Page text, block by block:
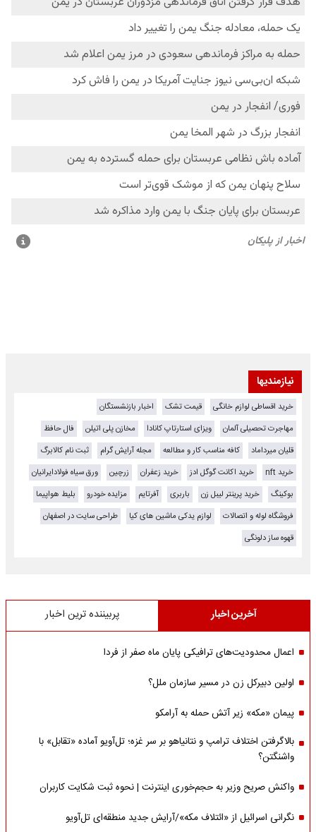
نیازمندیها
خرید اقساطی لوازم خانگی قیمت تشک
اخبار بازنشستگان
مهاجرت تحصیلی آلمان
ویزای استارتاپ کانادا مخازن پلی اتیلن
فال حافظ
قلیان میرداماد
کافه مناسب کار و مطالعه مجله آرایش گرام
ثبت نام کالابرگ
خرید nft
خرید اکانت گوگل ادز خرید زعفران زرچین
ورق سیاه فولادایرانیان
بوکینگ
خرید پرینتر لیبل زن باربری آفرتایم مزایده خودرو
بلیط هواپیما
فروشگاه لوله و اتصالات
لوازم یدکی ماشین های کیا
طراحی سایت در اصفهان
قهوه ساز دلونگی
آخرین اخبار پربیننده ترین اخبار
اعمال محدودیت‌های ترافیکی پایان ماه صفر از فردا
اولین دبیرکل زن در مسیر سازمان‌ ملل؟
پیمان «مکه» زیر آتش حمله به آرامکو
بالاگرفتن اختلاف ترامپ و نتانیاهو بر سر غزه؛ تل‌آویو آماده «تقابل» با
واشنگتن؟
واکنش صریح وزیر به حجم‌خوری اینترنت | نحوه ثبت شکایت کاربران
نگرانی اسرائیل از «ائتلاف مکه»/آرایش جدید منطقه‌ای تل‌آویو